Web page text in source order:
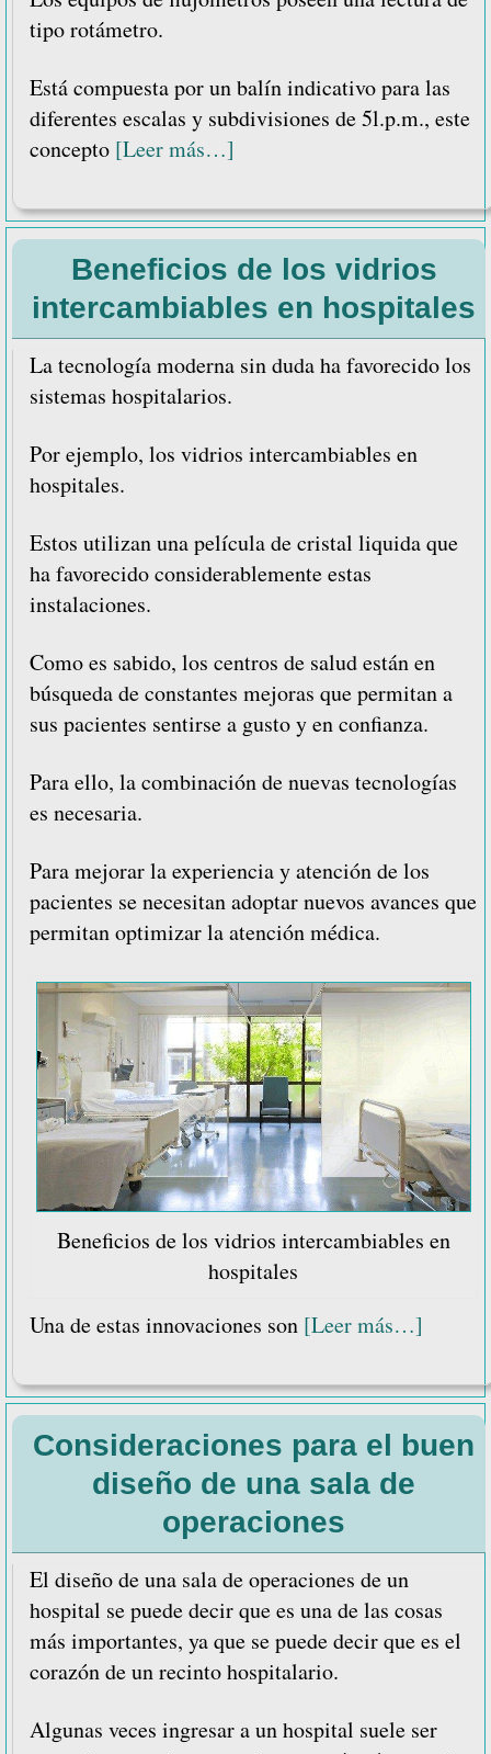
tipo rotámetro.
Está compuesta por un balín indicativo para las
diferentes escalas y subdivisiones de 5l.p.m., este
concepto [Leer más…]
Complementos
de
equipo
médico
perimetral
para
Beneficios de los vidrios
intercambiables en hospitales
La tecnología moderna sin duda ha favorecido los
sistemas hospitalarios.
Por ejemplo, los vidrios intercambiables en
hospitales.
Estos utilizan una película de cristal liquida que
ha favorecido considerablemente estas
instalaciones.
Como es sabido, los centros de salud están en
búsqueda de constantes mejoras que permitan a
sus pacientes sentirse a gusto y en confianza.
Para ello, la combinación de nuevas tecnologías
es necesaria.
Para mejorar la experiencia y atención de los
pacientes se necesitan adoptar nuevos avances que
permitan optimizar la atención médica.
Beneficios de los vidrios intercambiables en
hospitales
Una de estas innovaciones son [Leer más…]
de
los
Consideraciones para el buen
diseño de una sala de
operaciones
El diseño de una sala de operaciones de un
hospital se puede decir que es una de las cosas
más importantes, ya que se puede decir que es el
corazón de un recinto hospitalario.
Algunas veces ingresar a un hospital suele ser